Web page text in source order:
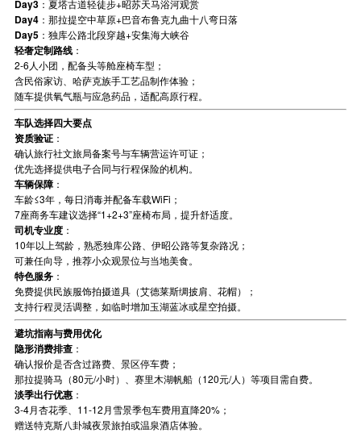
Day3：夏塔古道轻徒步+昭苏天马浴河观赏
Day4：那拉提空中草原+巴音布鲁克九曲十八弯日落
Day5：独库公路北段穿越+安集海大峡谷
轻奢定制路线：
2-6人小团，配备头等舱座椅车型；
含民俗家访、哈萨克族手工艺品制作体验；
随车提供氧气瓶与应急药品，适配高原行程。
车队选择四大要点
资质验证：
确认旅行社文旅局备案号与车辆营运许可证；
优先选择提供电子合同与行程保险的机构。
车辆保障：
车龄≤3年，每日消毒并配备车载WiFi；
7座商务车建议选择“1+2+3”座椅布局，提升舒适度。
司机专业度：
10年以上驾龄，熟悉独库公路、伊昭公路等复杂路况；
可兼任向导，推荐小众观景位与当地美食。
特色服务：
免费提供民族服饰拍摄道具（艾德莱斯绸披肩、花帽）；
支持行程灵活调整，如临时增加玉湖蓝冰或星空拍摄。
避坑指南与费用优化
隐形消费排查：
确认报价是否含过路费、景区停车费；
那拉提骑马（80元/小时）、赛里木湖帆船（120元/人）等项目需自费。
淡季出行优惠：
3-4月杏花季、11-12月雪景季包车费用直降20%；
赠送特克斯八卦城夜景旅拍或温泉酒店体验。